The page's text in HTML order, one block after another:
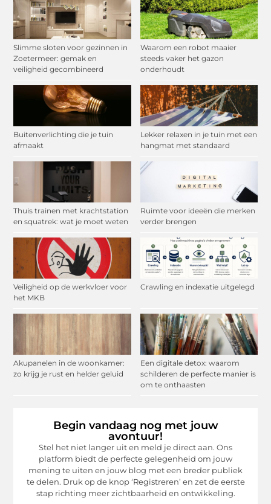
Slimme sloten voor gezinnen in
Zoetermeer: gemak en
veiligheid gecombineerd
Waarom een robot maaier
steeds vaker het gazon
onderhoudt
Buitenverlichting die je tuin
afmaakt
Lekker relaxen in je tuin met een
hangmat met standaard
Thuis trainen met krachtstation
en squatrek: wat je moet weten
Ruimte voor ideeën die merken
verder brengen
Veiligheid op de werkvloer voor
het MKB
Crawling en indexatie uitgelegd
Akupanelen in de woonkamer:
zo krijg je rust en helder geluid
Een digitale detox: waarom
schilderen de perfecte manier is
om te onthaasten
Begin vandaag nog met jouw
avontuur!
Stel het niet langer uit en meld je direct aan. Ons
platform biedt de perfecte gelegenheid om jouw
mening te uiten en jouw blog met een breder publiek
te delen. Druk op de knop ‘Registreren’ en zet de eerste
stap richting meer zichtbaarheid en ontwikkeling.